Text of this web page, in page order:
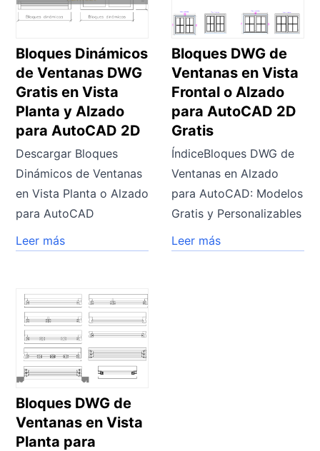
Bloques Dinámicos
de Ventanas DWG
Gratis en Vista
Planta y Alzado
para AutoCAD 2D
Descargar Bloques
Dinámicos de Ventanas
en Vista Planta o Alzado
para AutoCAD
Leer más
Bloques DWG de
Ventanas en Vista
Frontal o Alzado
para AutoCAD 2D
Gratis
ÍndiceBloques DWG de
Ventanas en Alzado
para AutoCAD: Modelos
Gratis y Personalizables
Leer más
Bloques DWG de
Ventanas en Vista
Planta para